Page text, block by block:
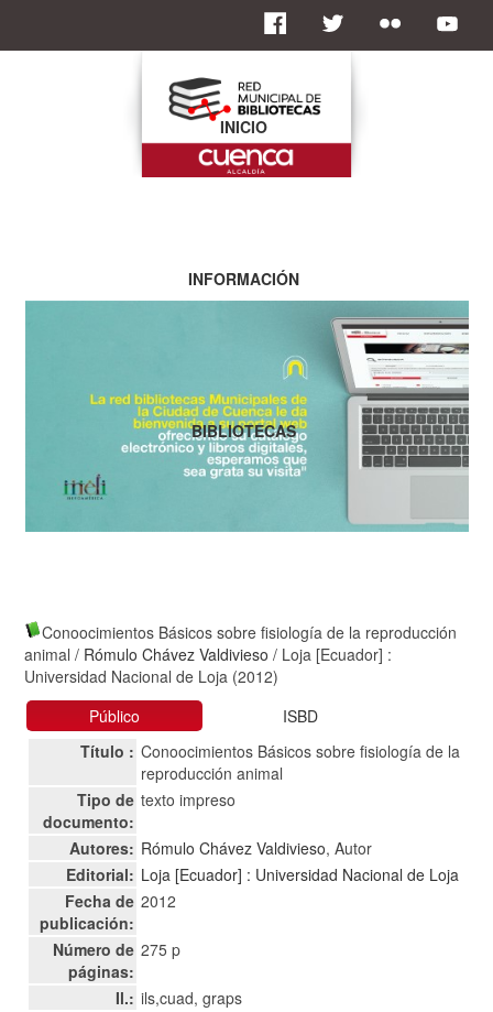
Conoocimientos Básicos sobre fisiología de la reproducción
animal / Rómulo Chávez Valdivieso / Loja [Ecuador] :
Universidad Nacional de Loja (2012)
Público
ISBD
Título : Conoocimientos Básicos sobre fisiología de la
reproducción animal
Tipo de
documento:
texto impreso
Autores: Rómulo Chávez Valdivieso, Autor
Editorial: Loja [Ecuador] : Universidad Nacional de Loja
Fecha de
publicación:
2012
Número de
páginas:
275 p
Il.: ils,cuad, graps
INICIO
INFORMACIÓN
BIBLIOTECAS